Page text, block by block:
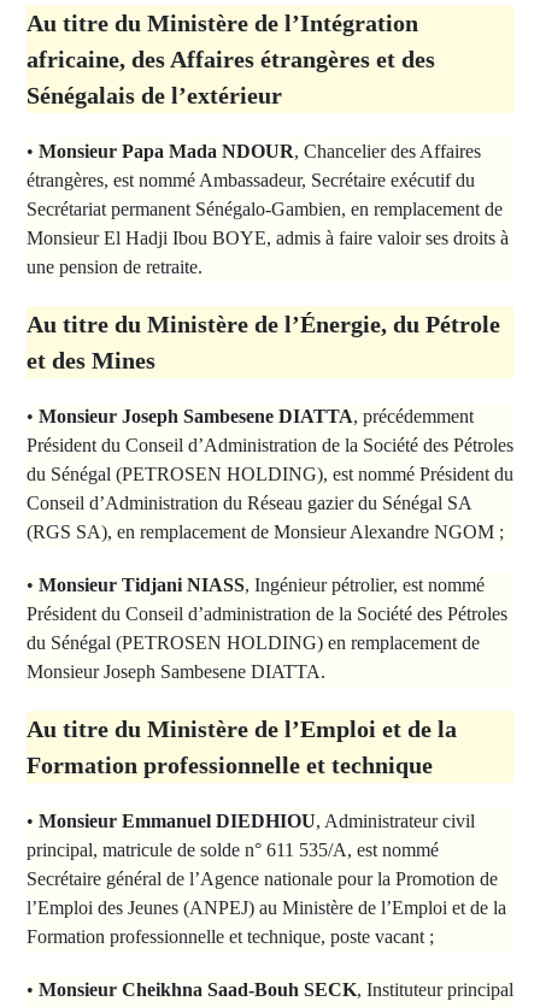
Au titre du Ministère de l’Intégration
africaine, des Affaires étrangères et des
Sénégalais de l’extérieur
• Monsieur Papa Mada NDOUR, Chancelier des Affaires
étrangères, est nommé Ambassadeur, Secrétaire exécutif du
Secrétariat permanent Sénégalo-Gambien, en remplacement de
Monsieur El Hadji Ibou BOYE, admis à faire valoir ses droits à
une pension de retraite.
Au titre du Ministère de l’Énergie, du Pétrole
et des Mines
• Monsieur Joseph Sambesene DIATTA, précédemment
Président du Conseil d’Administration de la Société des Pétroles
du Sénégal (PETROSEN HOLDING), est nommé Président du
Conseil d’Administration du Réseau gazier du Sénégal SA
(RGS SA), en remplacement de Monsieur Alexandre NGOM ;
• Monsieur Tidjani NIASS, Ingénieur pétrolier, est nommé
Président du Conseil d’administration de la Société des Pétroles
du Sénégal (PETROSEN HOLDING) en remplacement de
Monsieur Joseph Sambesene DIATTA.
Au titre du Ministère de l’Emploi et de la
Formation professionnelle et technique
• Monsieur Emmanuel DIEDHIOU, Administrateur civil
principal, matricule de solde n° 611 535/A, est nommé
Secrétaire général de l’Agence nationale pour la Promotion de
l’Emploi des Jeunes (ANPEJ) au Ministère de l’Emploi et de la
Formation professionnelle et technique, poste vacant ;
• Monsieur Cheikhna Saad-Bouh SECK, Instituteur principal